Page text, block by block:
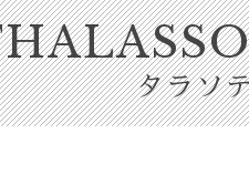
タラソ